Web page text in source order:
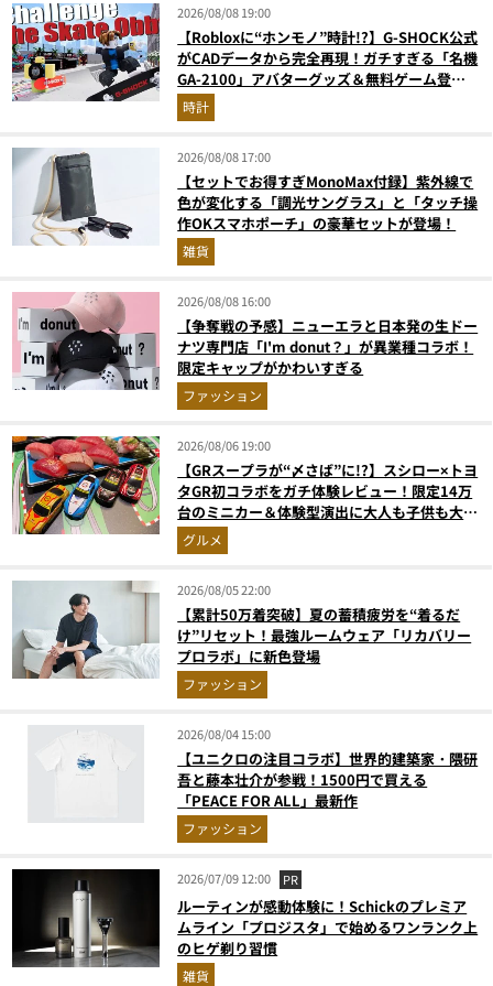
2026/08/08 19:00
【Robloxに“ホンモノ”時計!?】G-SHOCK公式
がCADデータから完全再現！ガチすぎる「名機
GA-2100」アバターグッズ＆無料ゲーム登場
が見逃せない
時計
2026/08/08 17:00
【セットでお得すぎMonoMax付録】紫外線で
色が変化する「調光サングラス」と「タッチ操
作OKスマホポーチ」の豪華セットが登場！
雑貨
2026/08/08 16:00
【争奪戦の予感】ニューエラと日本発の生ドー
ナツ専門店「I'm donut？」が異業種コラボ！
限定キャップがかわいすぎる
ファッション
2026/08/06 19:00
【GRスープラが“〆さば”に!?】スシロー×トヨ
タGR初コラボをガチ体験レビュー！限定14万
台のミニカー＆体験型演出に大人も子供も大興
奮間違いなし
グルメ
2026/08/05 22:00
【累計50万着突破】夏の蓄積疲労を“着るだ
け”リセット！最強ルームウェア「リカバリー
プロラボ」に新色登場
ファッション
2026/08/04 15:00
【ユニクロの注目コラボ】世界的建築家・隈研
吾と藤本壮介が参戦！1500円で買える
「PEACE FOR ALL」最新作
ファッション
2026/07/09 12:00 PR
ルーティンが感動体験に！Schickのプレミア
ムライン「プロジスタ」で始めるワンランク上
のヒゲ剃り習慣
雑貨